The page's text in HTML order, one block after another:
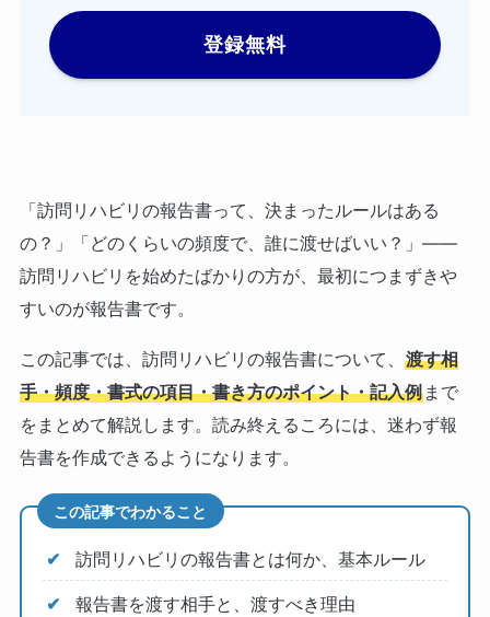
登録無料
「訪問リハビリの報告書って、決まったルールはある
の？」「どのくらいの頻度で、誰に渡せばいい？」——
訪問リハビリを始めたばかりの方が、最初につまずきや
すいのが報告書です。
この記事では、訪問リハビリの報告書について、 渡す相
手・頻度・書式の項目・書き方のポイント・記入例まで
をまとめて解説します。読み終えるころには、迷わず報
告書を作成できるようになります。
この記事でわかること
訪問リハビリの報告書とは何か、基本ルール
報告書を渡す相手と、渡すべき理由